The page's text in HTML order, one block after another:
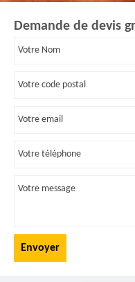
Demande de devis